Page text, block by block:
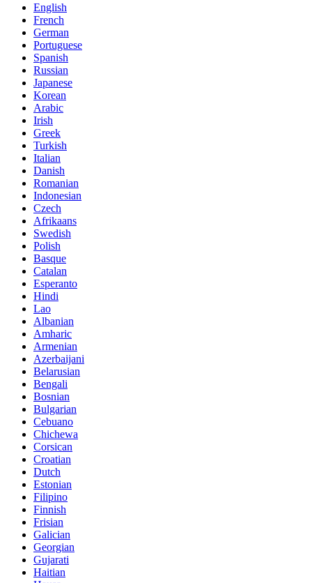
English
French
German
Portuguese
Spanish
Russian
Japanese
Korean
Arabic
Irish
Greek
Turkish
Italian
Danish
Romanian
Indonesian
Czech
Afrikaans
Swedish
Polish
Basque
Catalan
Esperanto
Hindi
Lao
Albanian
Amharic
Armenian
Azerbaijani
Belarusian
Bengali
Bosnian
Bulgarian
Cebuano
Chichewa
Corsican
Croatian
Dutch
Estonian
Filipino
Finnish
Frisian
Galician
Georgian
Gujarati
Haitian